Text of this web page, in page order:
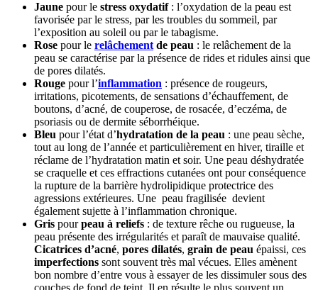
Jaune pour le stress oxydatif: l’oxydation de la peau est
favorisée par le stress, par les troubles du sommeil, par
l’exposition au soleil ou par le tabagisme.
Rose pour le relâchement de peau : le relâchement de la
peau se caractérise par la présence de rides et ridules ainsi que
de pores dilatés.
Rouge pour l’inflammation : présence de rougeurs,
irritations, picotements, de sensations d’échauffement, de
boutons, d’acné, de couperose, de rosacée, d’eczéma, de
psoriasis ou de dermite séborrhéique.
Bleu pour l’état d’hydratation de la peau : une peau sèche,
tout au long de l’année et particulièrement en hiver, tiraille et
réclame de l’hydratation matin et soir. Une peau déshydratée
se craquelle et ces effractions cutanées ont pour conséquence
la rupture de la barrière hydrolipidique protectrice des
agressions extérieures. Une peau fragilisée devient
également sujette à l’inflammation chronique.
Gris pourpeau à reliefs : de texture rêche ou rugueuse, la
peau présente des irrégularités et paraît de mauvaise qualité.
Cicatrices d’acné, pores dilatés, grain de peau épaissi, ces
imperfections sont souvent très mal vécues. Elles amènent
bon nombre d’entre vous à essayer de les dissimuler sous des
couches de fond de teint. Il en résulte le plus souvent un